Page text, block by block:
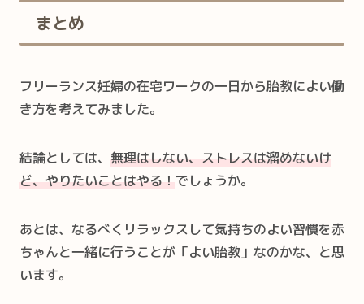
まとめ
フリーランス妊婦の在宅ワークの一日から胎教によい働
き方を考えてみました。
結論としては、 無理はしない、ストレスは溜めないけ
ど、やりたいことはやる！でしょうか。
あとは、なるべくリラックスして気持ちのよい習慣を赤
ちゃんと一緒に行うことが「よい胎教」なのかな、と思
います。